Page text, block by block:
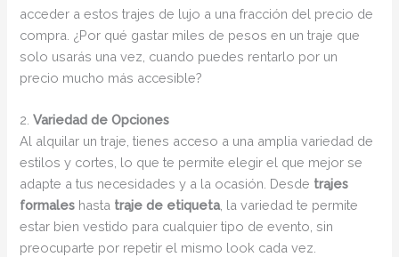
acceder a estos trajes de lujo a una fracción del precio de
compra. ¿Por qué gastar miles de pesos en un traje que
solo usarás una vez, cuando puedes rentarlo por un
precio mucho más accesible?
2.Variedad de Opciones
Al alquilar un traje, tienes acceso a una amplia variedad de
estilos y cortes, lo que te permite elegir el que mejor se
adapte a tus necesidades y a la ocasión. Desde trajes
formales hasta traje de etiqueta, la variedad te permite
estar bien vestido para cualquier tipo de evento, sin
preocuparte por repetir el mismo look cada vez.